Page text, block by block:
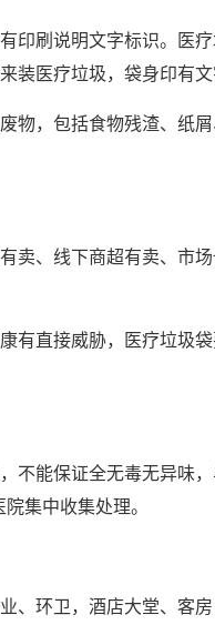
印刷说明文字标识。医
医疗垃圾，袋身印有文
物，包括食物残渣、纸
卖、线下商超有卖、市
有直接威胁，医疗垃圾
不能保证全无毒无异味
集中收集处理。
、环卫，酒店大堂、客